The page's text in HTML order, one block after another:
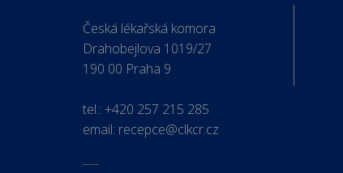
Česká lékařská komora
Drahobejlova 1019/27
190 00 Praha 9
tel.: +420 257 215 285
email: recepce@clkcr.cz